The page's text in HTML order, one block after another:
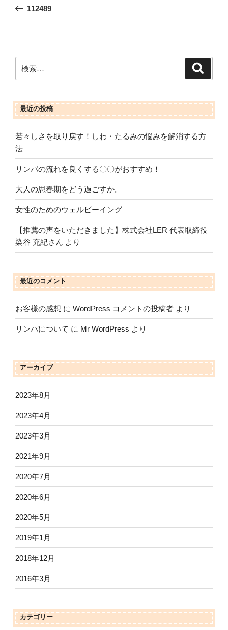
ナ
ー
シ
ン
の
112489
索:
最近の投稿
若々しさを取り戻す！しわ・たるみの悩みを解消する方
法
リンパの流れを良くする〇〇がおすすめ！
大人の思春期をどう過ごすか。
女性のためのウェルビーイング
【推薦の声をいただきました】株式会社LER 代表取締役
染谷 充紀さん より
最近のコメント
お客様の感想 に WordPress コメントの投稿者 より
リンパについて に Mr WordPress より
アーカイブ
2023年8月
2023年4月
2023年3月
2021年9月
2020年7月
2020年6月
2020年5月
2019年1月
2018年12月
2016年3月
カテゴリー